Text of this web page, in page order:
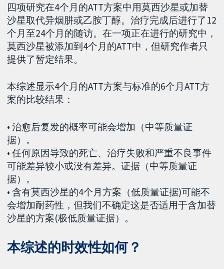
四项研究在4个月的ATT方案中用莫西沙星或加替
沙星取代异烟肼或乙胺丁醇。治疗完成后进行了12
个月至24个月的随访。在一项正在进行的研究中，
莫西沙星被添加到4个月的ATT中，但研究作者只
提供了暂定结果。
本综述显示4个月的ATT方案与标准的6个月ATT方
案的比较结果：
• 治愈后复发的概率可能会增加（中等质量证
据）。
• 任何原因导致的死亡、治疗失败和严重不良事件
可能差异较小或没有差异。证据（中等质量证
据）。
• 含有莫西沙星的4个月方案（低质量证据)可能不
会增加耐药性，但我们不确定这是否适用于含加替
沙星的方案(极低质量证据）。
本综述的时效性如何？